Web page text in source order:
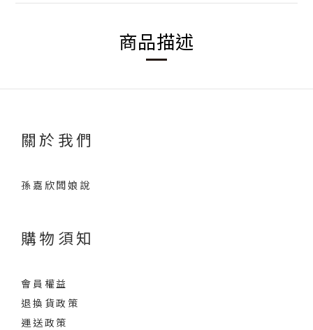
商品描述
關於我們
孫嘉欣闆娘說
購物須知
會員權益
退換貨政策
運送政策